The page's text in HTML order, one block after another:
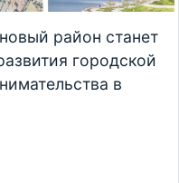
район станет
городской
в